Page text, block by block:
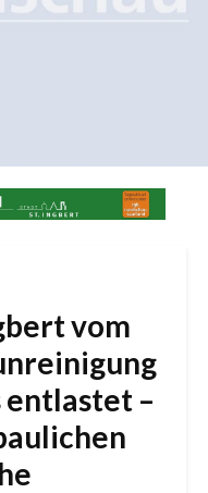
vom
entlastet –